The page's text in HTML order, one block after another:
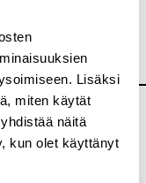
Lisäksi
miten käytät
näitä
kun olet käyttänyt